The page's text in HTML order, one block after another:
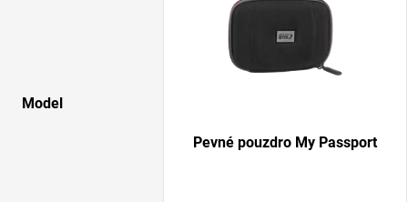
Model
Pevné pouzdro My Passport